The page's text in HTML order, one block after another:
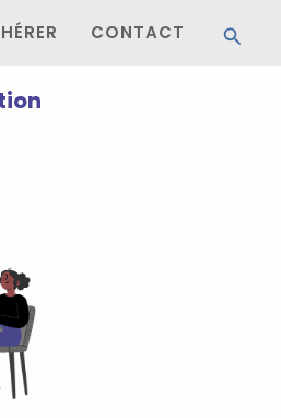
CONTACT